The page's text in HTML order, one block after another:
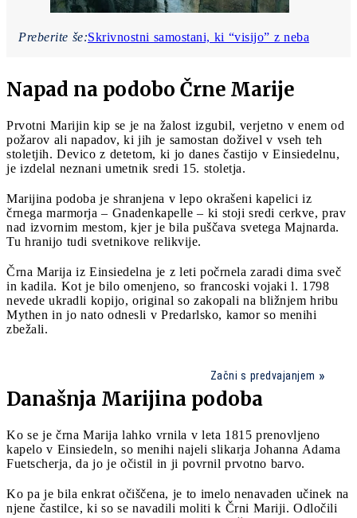
Preberite še:Skrivnostni samostani, ki “visijo” z neba
Napad na podobo Črne Marije
Prvotni Marijin kip se je na žalost izgubil, verjetno v enem od
požarov ali napadov, ki jih je samostan doživel v vseh teh
stoletjih. Devico z detetom, ki jo danes častijo v Einsiedelnu,
je izdelal neznani umetnik sredi 15. stoletja.
Marijina podoba je shranjena v lepo okrašeni kapelici iz
črnega marmorja – Gnadenkapelle – ki stoji sredi cerkve, prav
nad izvornim mestom, kjer je bila puščava svetega Majnarda.
Tu hranijo tudi svetnikove relikvije.
Črna Marija iz Einsiedelna je z leti počrnela zaradi dima sveč
in kadila. Kot je bilo omenjeno, so francoski vojaki l. 1798
nevede ukradli kopijo, original so zakopali na bližnjem hribu
Mythen in jo nato odnesli v Predarlsko, kamor so menihi
zbežali.
Začni s predvajanjem
Današnja Marijina podoba
Ko se je črna Marija lahko vrnila v leta 1815 prenovljeno
kapelo v Einsiedeln, so menihi najeli slikarja Johanna Adama
Fuetscherja, da jo je očistil in ji povrnil prvotno barvo.
Ko pa je bila enkrat očiščena, je to imelo nenavaden učinek na
njene častilce, ki so se navadili moliti k Črni Mariji. Odločili